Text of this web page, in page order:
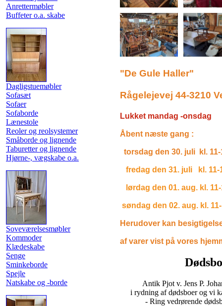
Anrettermøbler
Buffeter o.a. skabe
Dagligstuemøbler
Sofasæt
Sofaer
Sofaborde
Lænestole
Reoler og reolsystemer
Småborde og lignende
Taburetter og lignende
Hjørne-, vægskabe o.a.
Soveværelsesmøbler
Kommoder
Klædeskabe
Senge
Sminkeborde
Spejle
Natskabe og -borde
"De Gule Haller"
Rågelejevej 44-3210
Lukket mandag -onsdag
Åbent næste gang :
torsdag den 30. juli kl. 11-
fredag den 31. juli kl. 11-
lørdag den 01. aug. kl.
søndag den 02. aug. kl.
Herudover kan
afvarer vist på vores
Antik Pjot v. Jens P.
i rydning af dødsboer og vi
- Ring vedrørende